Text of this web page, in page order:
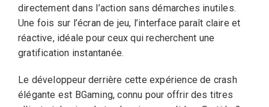
directement dans l’action sans démarches inutiles.
Une fois sur l’écran de jeu, l’interface paraît claire et
réactive, idéale pour ceux qui recherchent une
gratification instantanée.
Le développeur derrière cette expérience de crash
élégante est BGaming, connu pour offrir des titres